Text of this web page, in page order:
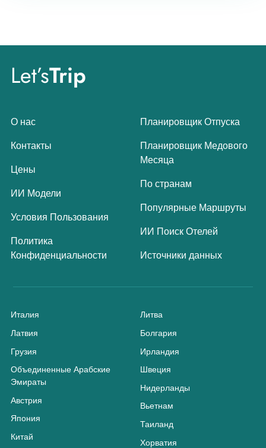
Let’sTrip
О нас
Контакты
Цены
ИИ Модели
Условия Пользования
Политика
Конфиденциальности
Планировщик Отпуска
Планировщик Медового
Месяца
По странам
Популярные Маршруты
ИИ Поиск Отелей
Источники данных
Италия
Латвия
Грузия
Объединенные Арабские
Эмираты
Австрия
Япония
Китай
Литва
Болгария
Ирландия
Швеция
Нидерланды
Вьетнам
Таиланд
Хорватия